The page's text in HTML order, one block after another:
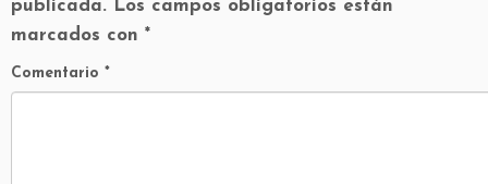
publicada. Los campos obligatorios están
marcados con *
Comentario *